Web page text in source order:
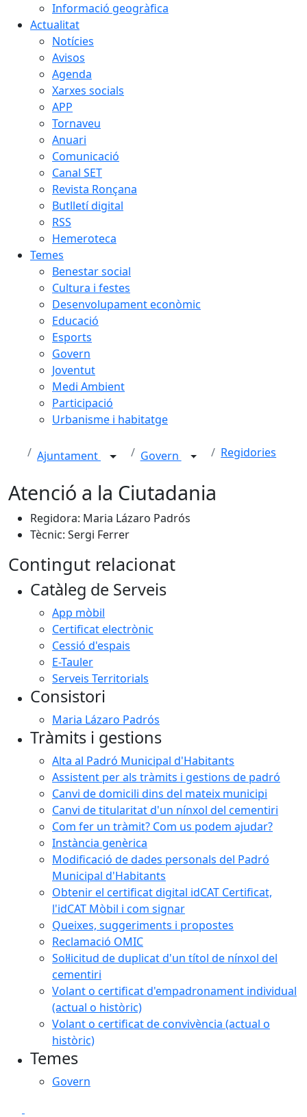
Informació geogràfica
Actualitat
Notícies
Avisos
Agenda
Xarxes socials
APP
Tornaveu
Anuari
Comunicació
Canal SET
Revista Ronçana
Butlletí digital
RSS
Hemeroteca
Temes
Benestar social
Cultura i festes
Desenvolupament econòmic
Educació
Esports
Govern
Joventut
Medi Ambient
Participació
Urbanisme i habitatge
Ajuntament Govern Regidories
Atenció a la Ciutadania
Regidora: Maria Lázaro Padrós
Tècnic: Sergi Ferrer
Contingut relacionat
Catàleg de Serveis
App mòbil
Certificat electrònic
Cessió d'espais
E-Tauler
Serveis Territorials
Consistori
Maria Lázaro Padrós
Tràmits i gestions
Alta al Padró Municipal d'Habitants
Assistent per als tràmits i gestions de padró
Canvi de domicili dins del mateix municipi
Canvi de titularitat d'un nínxol del cementiri
Com fer un tràmit? Com us podem ajudar?
Instància genèrica
Modificació de dades personals del Padró
Municipal d'Habitants
Obtenir el certificat digital idCAT Certificat,
l'idCAT Mòbil i com signar
Queixes, suggeriments i propostes
Reclamació OMIC
Sol·licitud de duplicat d'un títol de nínxol del
cementiri
Volant o certificat d'empadronament individual
(actual o històric)
Volant o certificat de convivència (actual o
històric)
Temes
Govern